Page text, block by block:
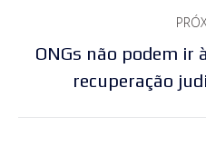
ONGs não podem ir
recuperação